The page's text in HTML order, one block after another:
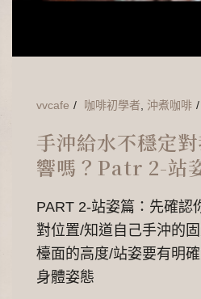
vvcafe 咖啡初學者 沖煮咖啡
手沖給水不穩定
響嗎？Patr 2-站
PART 2-站姿篇：先確認
對位置/知道自己手沖的
檯面的高度/站姿要有明
身體姿態